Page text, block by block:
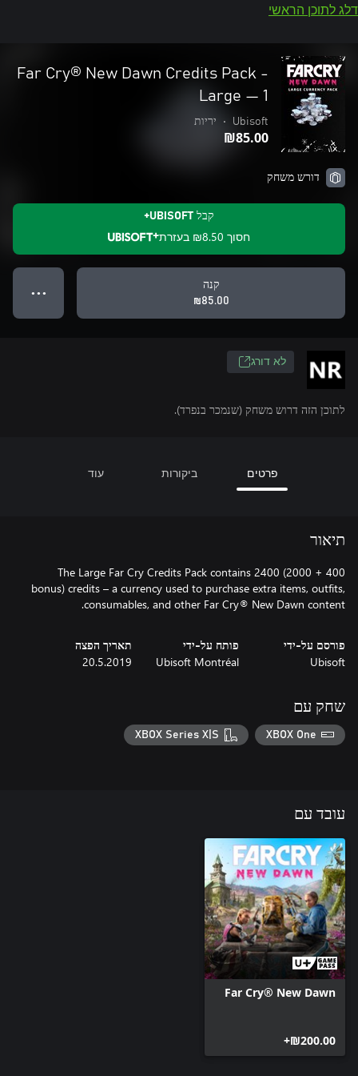
דלג לתוכן הראשי
Far Cry® New Dawn Credits Pack -
Large — 1
Ubisoft
• יריות
‪₪‎85.00‬
דורש משחק
קבל UBISOFT+
חסוך ‪₪‎8.50‬ בעזרת
קנה
‪₪‎85.00‬
● ● ●
לא דורג
לתוכן הזה דרוש משחק (שנמכר בנפרד).
פרטים ביקורות עוד
תיאור
The Large Far Cry Credits Pack contains 2400 (2000 + 400
bonus) credits – a currency used to purchase extra items, outfits,
consumables, and other Far Cry® New Dawn content.
פורסם על-ידי
Ubisoft
פותח על-ידי
Ubisoft Montréal
תאריך הפצה
20.5.2019
שחק עם
XBOX One
XBOX Series X|S
עובד עם
Far Cry® New Dawn
‪₪‎200.00‬+